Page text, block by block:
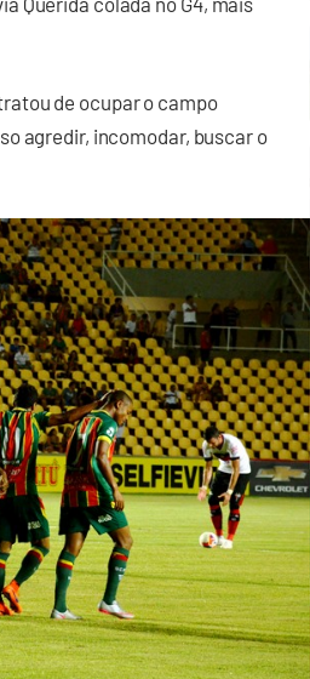
de ocupar o campo
agredir, incomodar, buscar o